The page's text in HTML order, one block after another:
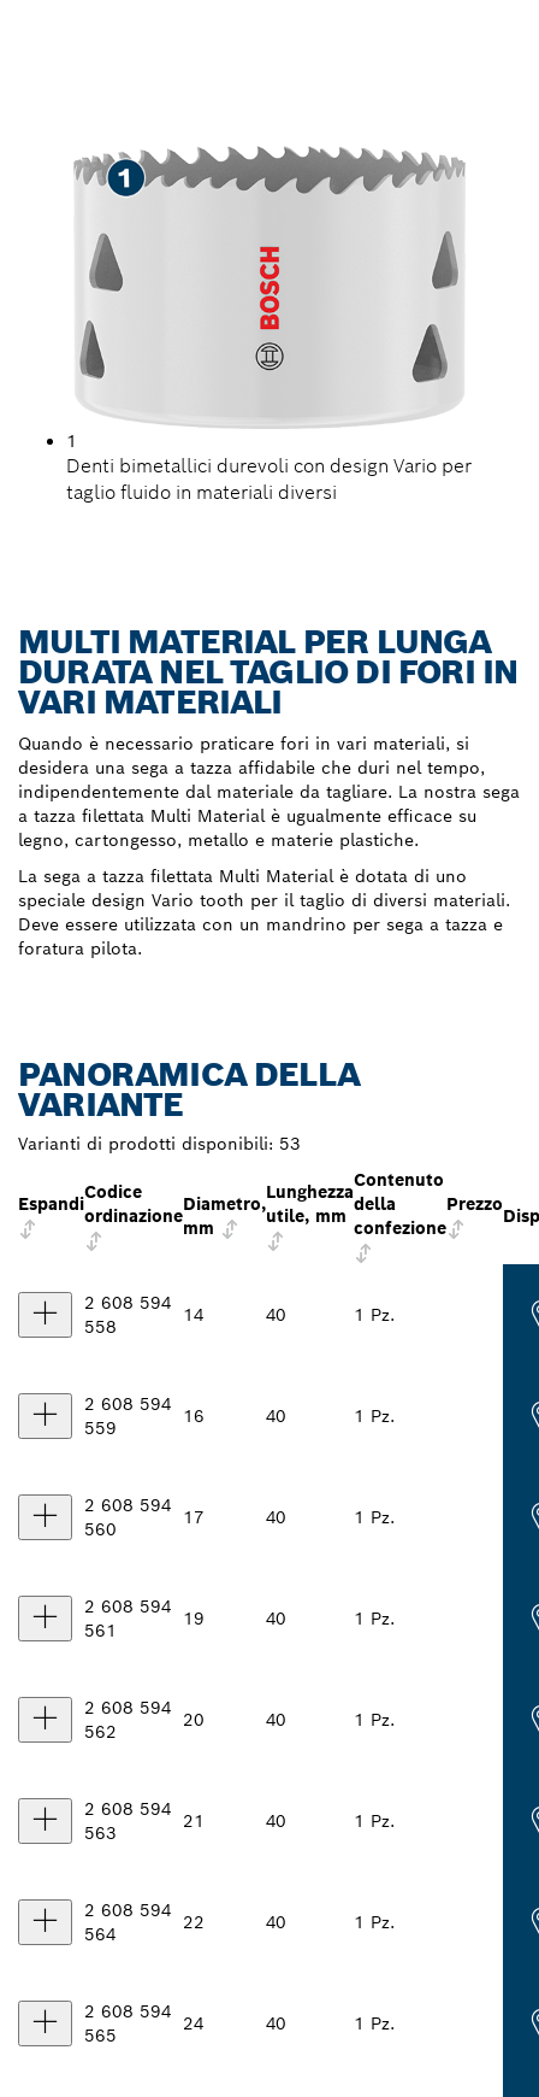
1
Denti bimetallici durevoli con design Vario per
taglio fluido in materiali diversi
MULTI MATERIAL PER LUNGA
DURATA NEL TAGLIO DI FORI IN
VARI MATERIALI
Quando è necessario praticare fori in vari materiali, si
desidera una sega a tazza affidabile che duri nel tempo,
indipendentemente dal materiale da tagliare. La nostra sega
a tazza filettata Multi Material è ugualmente efficace su
legno, cartongesso, metallo e materie plastiche.
La sega a tazza filettata Multi Material è dotata di uno
speciale design Vario tooth per il taglio di diversi materiali.
Deve essere utilizzata con un mandrino per sega a tazza e
foratura pilota.
PANORAMICA DELLA
VARIANTE
Varianti di prodotti disponibili: 53
Espandi
Codice
ordinazione
Diametro,
mm
Lunghezza
utile, mm
Contenuto
della
confezione
Prezzo
2 608 594
558
14 40 1 Pz.
2 608 594
559
16 40 1 Pz.
2 608 594
560
17 40 1 Pz.
2 608 594
561
19 40 1 Pz.
2 608 594
562
20 40 1 Pz.
2 608 594
563
21 40 1 Pz.
2 608 594
564
22 40 1 Pz.
2 608 594
565
24 40 1 Pz.